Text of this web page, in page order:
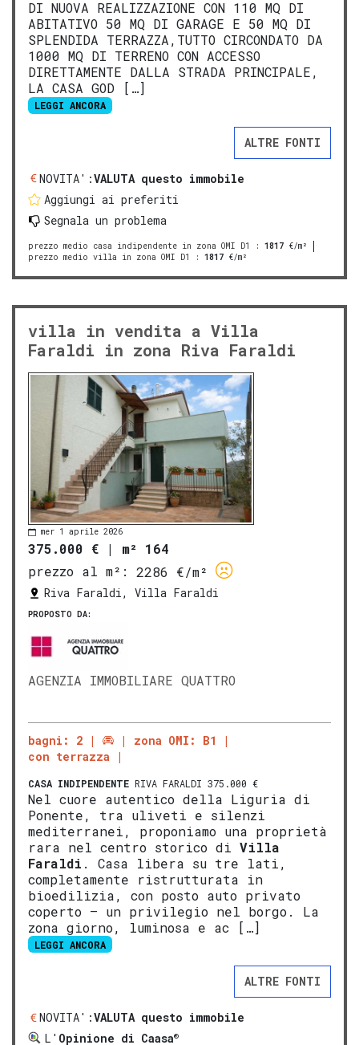
DI NUOVA REALIZZAZIONE CON 110 MQ DI
ABITATIVO 50 MQ DI GARAGE E 50 MQ DI
SPLENDIDA TERRAZZA,TUTTO CIRCONDATO DA
1000 MQ DI TERRENO CON ACCESSO
DIRETTAMENTE DALLA STRADA PRINCIPALE,
LA CASA GOD […]
LEGGI ANCORA
ALTRE FONTI
NOVITA':VALUTA questo immobile
Aggiungi ai preferiti
Segnala un problema
prezzo medio casa indipendente in zona OMI D1 : 1817 €/m²
prezzo medio villa in zona OMI D1
: 1817 €/m²
villa in vendita a Villa
Faraldi in zona Riva Faraldi
mer 1 aprile 2026
375.000 € | m² 164
prezzo al m²:
2286 €/m²
Riva Faraldi, Villa Faraldi
PROPOSTO DA:
AGENZIA IMMOBILIARE QUATTRO
bagni: 2
zona OMI: B1
con terrazza
CASA INDIPENDENTE RIVA FARALDI 375.000 €
Nel cuore autentico della Liguria di
Ponente, tra uliveti e silenzi
mediterranei, proponiamo una proprietà
rara nel centro storico di Villa
Faraldi . Casa libera su tre lati,
completamente ristrutturata in
bioedilizia, con posto auto privato
coperto — un privilegio nel borgo. La
zona giorno, luminosa e ac […]
LEGGI ANCORA
ALTRE FONTI
NOVITA':VALUTA questo immobile
L' Opinione di Caasa®